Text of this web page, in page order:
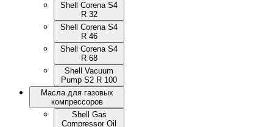
Shell Corena S4
R 32
Shell Corena S4
R 46
Shell Corena S4
R 68
Shell Vacuum
Pump S2 R 100
Масла для газовых
компрессоров
Shell Gas
Compressor Oil